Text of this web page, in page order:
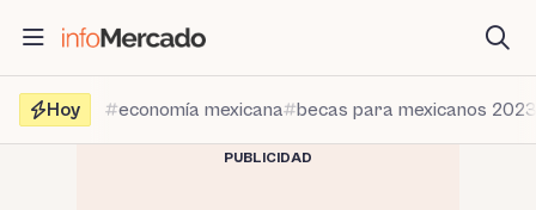
contenido
Hoy
economía mexicana becas para mexicanos 2023
PUBLICIDAD